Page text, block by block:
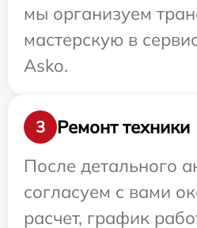
мы организуем
мастерскую в
Asko.
3
Ремонт техники
После детального
согласуем с вами
расчет, график